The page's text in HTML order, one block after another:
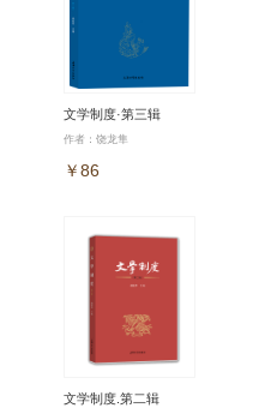
文学制度·第三辑
作者：饶龙隼
￥86
文学制度.第二辑